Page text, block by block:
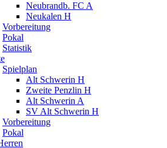
Neubrandb. FC A
Neukalen H
Vorbereitung
Pokal
Statistik
Spielplan
Alt Schwerin H
Zweite Penzlin H
Alt Schwerin A
SV Alt Schwerin H
Vorbereitung
Pokal